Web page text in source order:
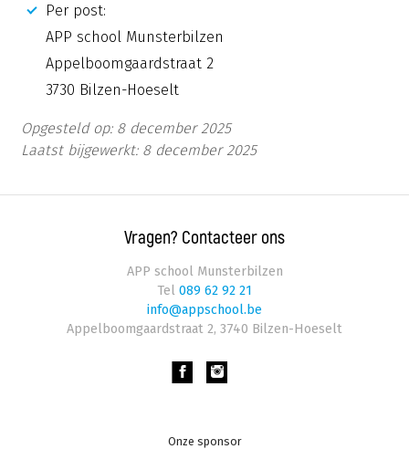
Per post:
APP school Munsterbilzen
Appelboomgaardstraat 2
3730 Bilzen-Hoeselt
Opgesteld op: 8 december 2025
Laatst bijgewerkt: 8 december 2025
Vragen? Contacteer ons
APP school Munsterbilzen
Tel 089 62 92 21
info@appschool.be
Appelboomgaardstraat 2, 3740 Bilzen-Hoeselt
Onze sponsor